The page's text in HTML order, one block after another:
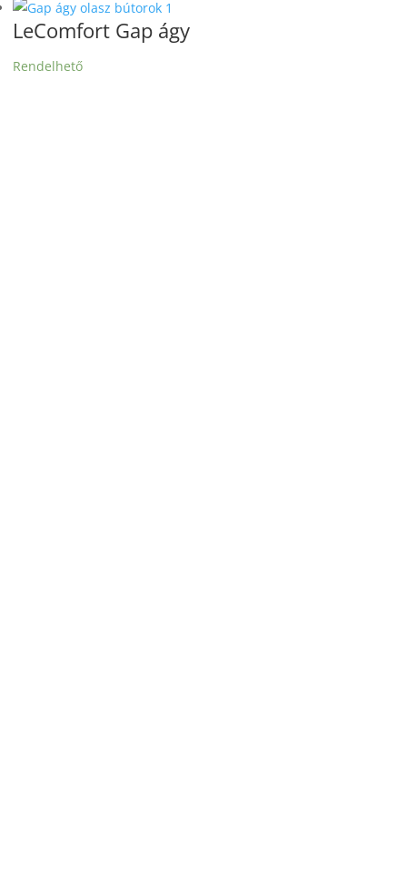
LeComfort Gap ágy
Rendelhető